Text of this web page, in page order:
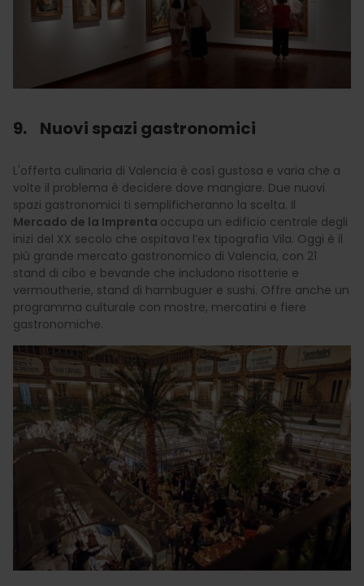
9. Nuovi spazi gastronomici
L'offerta culinaria di Valencia è così gustosa e varia che a
volte il problema è decidere dove mangiare. Due nuovi
spazi gastronomici ti semplificheranno la scelta. Il
Mercado de la Imprenta occupa un edificio centrale degli
inizi del XX secolo che ospitava l’ex tipografia Vila. Oggi è il
più grande mercato gastronomico di Valencia, con 21
stand di cibo e bevande che includono risotterie e
vermoutherie, stand di hambuguer e sushi. Offre anche un
programma culturale con mostre, mercatini e fiere
gastronomiche.